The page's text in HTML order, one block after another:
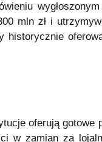
mln zł i
historycznie
oferują gotowe
w zamian za